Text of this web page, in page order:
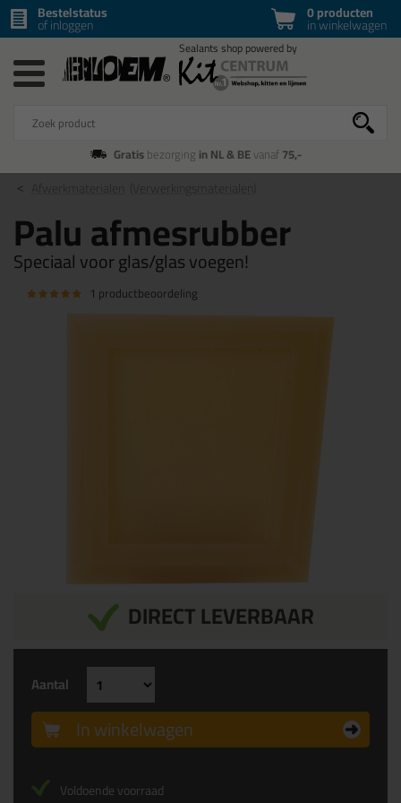
0 producten
in winkelwagen
Bestelstatus
of inloggen
Gratisbezorging in NL & BEvanaf75,-
Afwerkmaterialen (Verwerkingsmaterialen)
Palu afmesrubber
Speciaal voor glas/glas voegen!
1 productbeoordeling
DIRECT LEVERBAAR
Aantal
In winkelwagen
Voldoende voorraad